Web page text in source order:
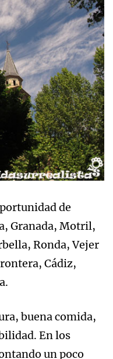
de
Granada, Motril,
Ronda, Vejer
Cádiz,
buena comida,
En los
un poco